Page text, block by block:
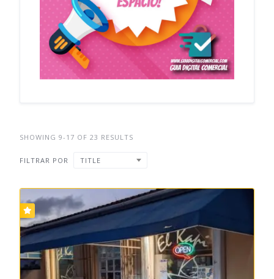
SHOWING 9-17 OF 23 RESULTS
FILTRAR POR TITLE